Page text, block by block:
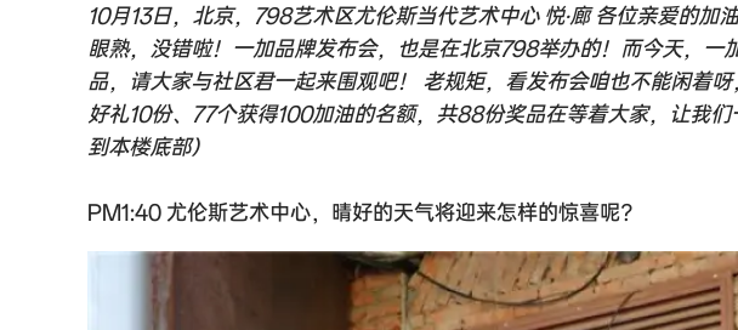
10月13日，北京，798艺术区尤伦斯当代艺术中心 悦·廊 各位亲爱的加
眼熟，没错啦！一加品牌发布会，也是在北京798举办的！而今天，一
品，请大家与社区君一起来围观吧！ 老规矩，看发布会咱也不能闲着
好礼10份、77个获得100加油的名额，共88份奖品在等着大家，让我
到本楼底部）
PM1:40 尤伦斯艺术中心，晴好的天气将迎来怎样的惊喜呢？